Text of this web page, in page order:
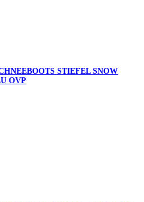
STIEFEL SNOW
OVP